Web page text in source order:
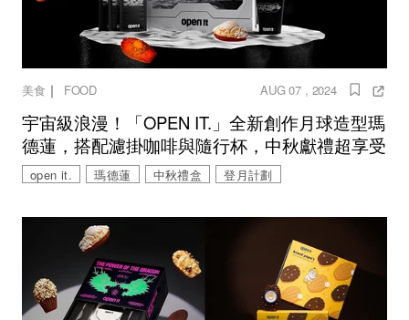
美食 ｜ FOOD AUG 07 , 2024
宇宙級浪漫！「OPEN IT.」全新創作月球造型瑪
德蓮，搭配濾掛咖啡與隨行杯，中秋獻禮超享受
open it. 瑪德蓮 中秋禮盒 登月計劃